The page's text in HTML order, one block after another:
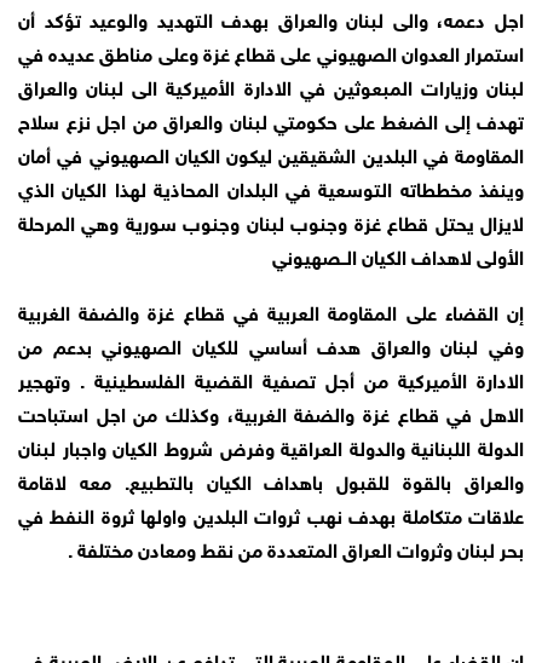
اجل دعمه، والى لبنان والعراق بهدف التهديد والوعيد تؤكد أن
استمرار العدوان الصهيوني على قطاع غزة وعلى مناطق عديده في
لبنان وزيارات المبعوثين في الادارة الأميركية الى لبنان والعراق
تهدف إلى الضغط على حكومتي لبنان والعراق من اجل نزع سلاح
المقاومة في البلدين الشقيقين ليكون الكيان الصهيوني في أمان
وينفذ مخططاته التوسعية في البلدان المحاذية لهذا الكيان الذي
لايزال يحتل قطاع غزة وجنوب لبنان وجنوب سورية وهي المرحلة
الأولى لاهداف الكيان الــصهيوني
إن القضاء على المقاومة العربية في قطاع غزة والضفة الغربية
وفي لبنان والعراق هدف أساسي للكيان الصهيوني بدعم من
الادارة الأميركية من أجل تصفية القضية الفلسطينية . وتهجير
الاهل في قطاع غزة والضفة الغربية، وكذلك من اجل استباحت
الدولة اللبنانية والدولة العراقية وفرض شروط الكيان واجبار لبنان
والعراق بالقوة للقبول باهداف الكيان بالتطبيع. معه لاقامة
علاقات متكاملة بهدف نهب ثروات البلدين واولها ثروة النفط في
بحر لبنان وثروات العراق المتعددة من نقط ومعادن مختلفة .